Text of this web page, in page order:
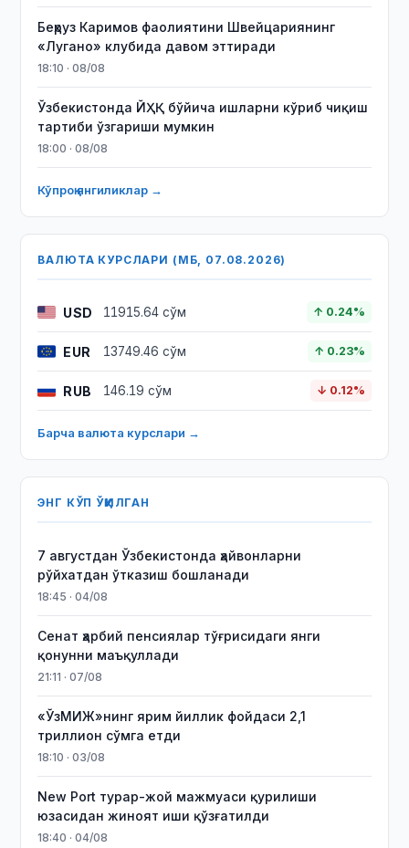
Беҳруз Каримов фаолиятини Швейцариянинг
«Лугано» клубида давом эттиради
18:10 · 08/08
Ўзбекистонда ЙҲҚ бўйича ишларни кўриб чиқиш
тартиби ўзгариши мумкин
18:00 · 08/08
Кўпроқ янгиликлар →
ВАЛЮТА КУРСЛАРИ (МБ, 07.08.2026)
USD 11915.64 сўм ↑ 0.24%
EUR 13749.46 сўм ↑ 0.23%
RUB 146.19 сўм ↓ 0.12%
Барча валюта курслари →
ЭНГ КЎП ЎҚИЛГАН
7 августдан Ўзбекистонда ҳайвонларни
рўйхатдан ўтказиш бошланади
18:45 · 04/08
Сенат ҳарбий пенсиялар тўғрисидаги янги
қонунни маъқуллади
21:11 · 07/08
«ЎзМИЖ»нинг ярим йиллик фойдаси 2,1
триллион сўмга етди
18:10 · 03/08
New Port турар-жой мажмуаси қурилиши
юзасидан жиноят иши қўзғатилди
18:40 · 04/08